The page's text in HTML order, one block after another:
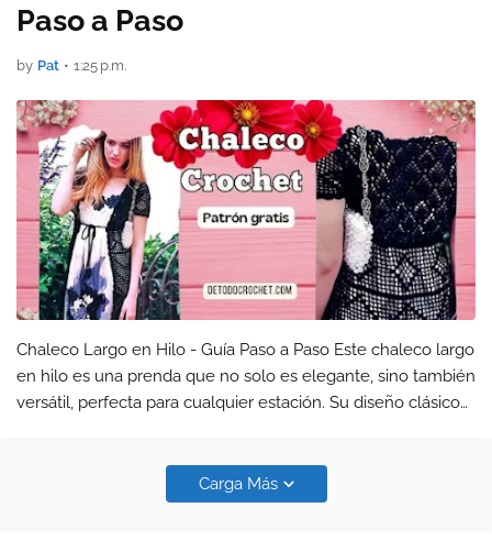
Paso a Paso
by Pat • 1:25 p.m.
Chaleco Largo en Hilo - Guía Paso a Paso Este chaleco largo
en hilo es una prenda que no solo es elegante, sino también
versátil, perfecta para cualquier estación. Su diseño clásico
Carga Más